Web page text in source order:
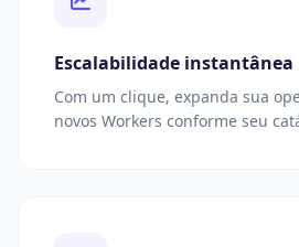
Escalabilidade instantânea
Com um clique, expanda sua
novos Workers conforme seu